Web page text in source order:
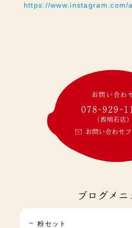
https://www.instagram.com/
お問い合わ
078-929-
(西明石店)
お問い合わせ
ブログメニ
粉セット